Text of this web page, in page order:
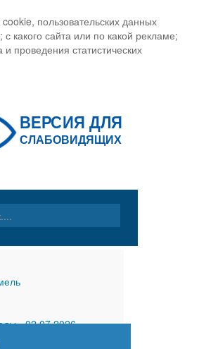
пользовательских данных
какого сайта или по какой рекламе;
проведения статистических
-02.07.2026